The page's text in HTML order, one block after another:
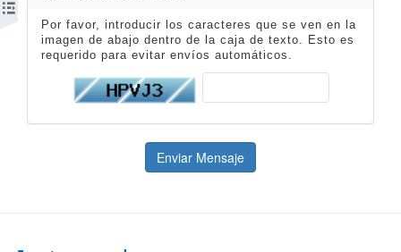
Por favor, introducir los caracteres que se ven en la
imagen de abajo dentro de la caja de texto. Esto es
requerido para evitar envíos automáticos.
Enviar Mensaje